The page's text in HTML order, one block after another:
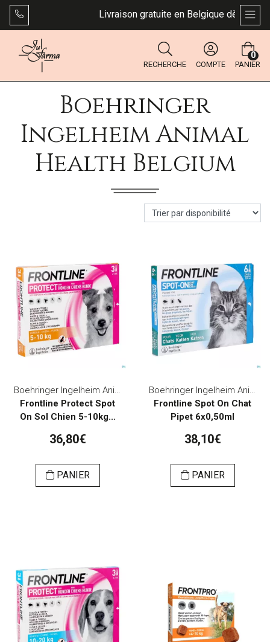
Livraison gratuite en Belgique dès 49 €.
RECHERCHE COMPTE PANIER
0
Boehringer
Ingelheim Animal
Health Belgium
Boehringer Ingelheim Animal Health Belgium
Frontline Protect Spot
On Sol Chien 5-10kg...
36,80€
PANIER
Boehringer Ingelheim Animal Health Belgium
Frontline Spot On Chat
Pipet 6x0,50ml
38,10€
PANIER